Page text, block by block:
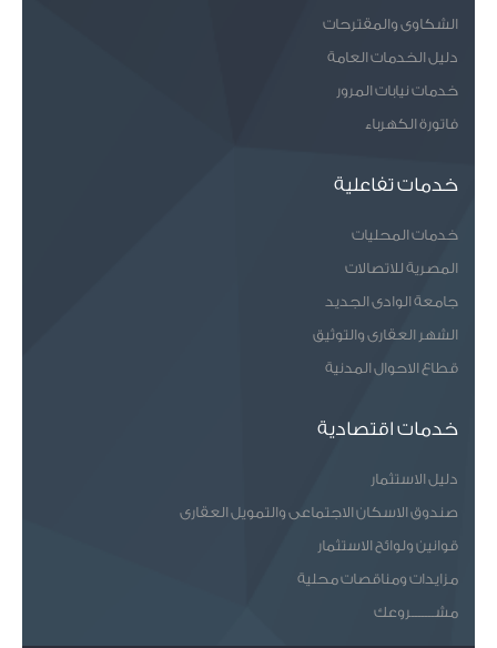
الشكاوى والمقترحات
دليل الخدمات العامة
خدمات نيابات المرور
فاتورة الكهرباء
خدمات تفاعلية
خدمات المحليات
المصرية للاتصالات
جامعة الوادى الجديد
الشهر العقارى والتوثيق
قطاع الاحوال المدنية
خدمات اقتصادية
دليل الاستثمار
صندوق الاسكان الاجتماعى والتمويل العقارى
قوانين ولوائح الاستثمار
مزايدات ومناقصات محلية
مشـــــــروعك